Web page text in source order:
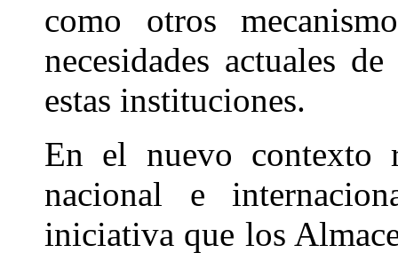
como otros
necesidades actuales
estas instituciones.
En el nuevo contexto
nacional e
iniciativa que los